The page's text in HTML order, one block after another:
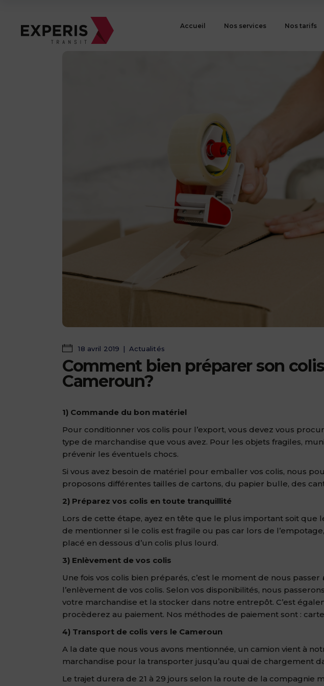
Accueil Nos services Nos tarifs
18 avril 2019 Actualités
Comment bien préparer son
Cameroun?
1) Commande du bon matériel
Pour conditionner vos colis pour l’export, vous devez vous
type de marchandise que vous avez. Pour les objets fragiles,
prévenir les éventuels chocs.
Si vous avez besoin de matériel pour emballer vos colis, nous
proposons différentes tailles de cartons, du papier bulle, des
2) Préparez vos colis en toute tranquillité
Lors de cette étape, ayez en tête que le plus important soit que
de mentionner si le colis est fragile ou pas car lors de
placé en dessous d’un colis plus lourd.
3) Enlèvement de vos colis
Une fois vos colis bien préparés, c’est le moment de nous passer
l’enlèvement de vos colis. Selon vos disponibilités, nous
votre marchandise et la stocker dans notre entrepôt. C’est
procèderez au paiement. Nos méthodes de paiement sont :
4) Transport de colis vers le Cameroun
A la date que nous vous avons mentionnée, un camion vient à
marchandise pour la transporter jusqu’au quai de chargement
Le trajet durera de 21 à 29 jours selon la route de la compagnie